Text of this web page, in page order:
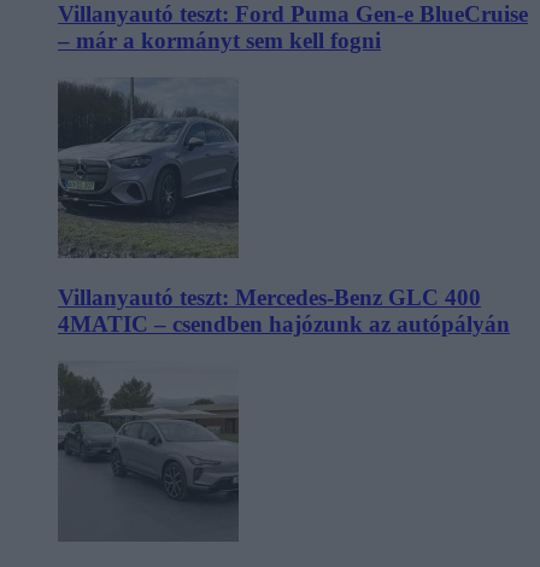
Villanyautó teszt: Ford Puma Gen-e BlueCruise
– már a kormányt sem kell fogni
Villanyautó teszt: Mercedes-Benz GLC 400
4MATIC – csendben hajózunk az autópályán